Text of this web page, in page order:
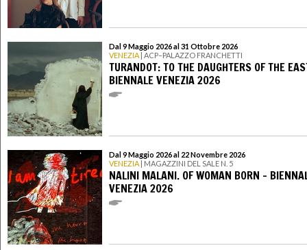
Dal 9 Maggio 2026 al 31 Ottobre 2026
VENEZIA | ACP–PALAZZO FRANCHETTI
TURANDOT: TO THE DAUGHTERS OF THE
BIENNALE VENEZIA 2026
Dal 9 Maggio 2026 al 22 Novembre 2026
VENEZIA | MAGAZZINI DEL SALE N. 5
NALINI MALANI. OF WOMAN BORN -
VENEZIA 2026